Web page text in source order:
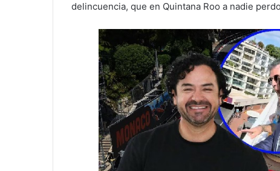
delincuencia, que en Quintana Roo a nadie